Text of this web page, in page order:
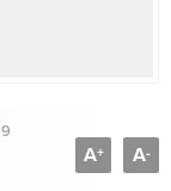
A+ A-